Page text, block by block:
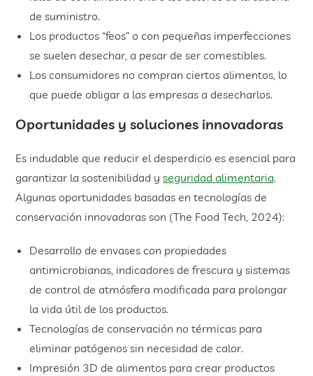
de suministro.
Los productos “feos” o con pequeñas imperfecciones
se suelen desechar, a pesar de ser comestibles.
Los consumidores no compran ciertos alimentos, lo
que puede obligar a las empresas a desecharlos.
Oportunidades y soluciones innovadoras
Es indudable que reducir el desperdicio es esencial para
garantizar la sostenibilidad yseguridad alimentaria.
Algunas oportunidades basadas en tecnologías de
conservación innovadoras son (The Food Tech, 2024):
Desarrollo de envases con propiedades
antimicrobianas, indicadores de frescura y sistemas
de control de atmósfera modificada para prolongar
la vida útil de los productos.
Tecnologías de conservación no térmicas para
eliminar patógenos sin necesidad de calor.
Impresión 3D de alimentos para crear productos